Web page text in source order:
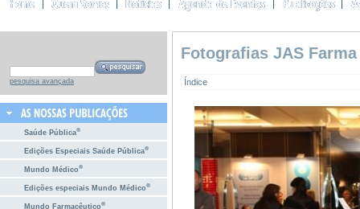
pesquisa avançada
Saúde Pública®
Edições Especiais Saúde Pública®
Mundo Médico®
Edições especiais Mundo Médico®
Mundo Farmacêutico®
Fotografias JAS
Índice